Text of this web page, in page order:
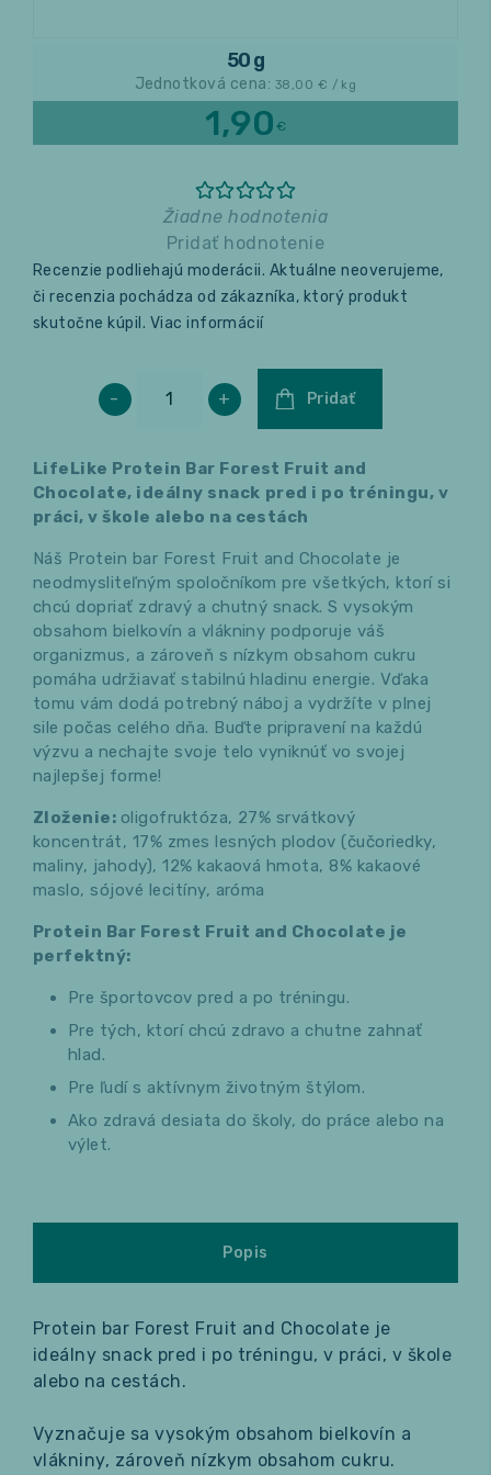
Relax a wellness
Masáže
50 g
Jednotková cena: 38,00 € / kg
1,90 €
Žiadne hodnotenia
Pridať hodnotenie
Recenzie podliehajú moderácii. Aktuálne neoverujeme,
či recenzia pochádza od zákazníka, ktorý produkt
skutočne kúpil. Viac informácií
- + Pridať
LifeLike Protein Bar Forest Fruit and
Chocolate, ideálny snack pred i po tréningu, v
práci, v škole alebo na cestách
Náš Protein bar Forest Fruit and Chocolate je
neodmysliteľným spoločníkom pre všetkých, ktorí si
chcú dopriať zdravý a chutný snack. S vysokým
obsahom bielkovín a vlákniny podporuje váš
organizmus, a zároveň s nízkym obsahom cukru
pomáha udržiavať stabilnú hladinu energie. Vďaka
tomu vám dodá potrebný náboj a vydržíte v plnej
sile počas celého dňa. Buďte pripravení na každú
výzvu a nechajte svoje telo vyniknúť vo svojej
najlepšej forme!
Zloženie: oligofruktóza, 27% srvátkový
koncentrát, 17% zmes lesných plodov (čučoriedky,
maliny, jahody), 12% kakaová hmota, 8% kakaové
maslo, sójové lecitíny, aróma
Protein Bar Forest Fruit and Chocolate je
perfektný:
Pre športovcov pred a po tréningu.
Pre tých, ktorí chcú zdravo a chutne zahnať
hlad.
Pre ľudí s aktívnym životným štýlom.
Ako zdravá desiata do školy, do práce alebo na
výlet.
Popis
Protein bar Forest Fruit and Chocolate je
ideálny snack pred i po tréningu, v práci, v škole
alebo na cestách.
Vyznačuje sa vysokým obsahom bielkovín a
vlákniny, zároveň nízkym obsahom cukru.